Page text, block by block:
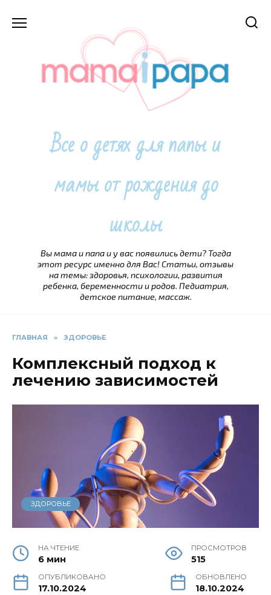
Все о детях для папы и
мамы от рождения до
школы
Вы мама и папа и у вас появились дети? Тогда
этот ресурс именно для Вас! Статьи, отзывы
на темы: здоровья, психологии, развития
ребенка, беременности и родов. Педиатрия,
детское питание, массаж.
ГЛАВНАЯ » ЗДОРОВЬЕ
Комплексный подход к
лечению зависимостей
ЗДОРОВЬЕ
НА ЧТЕНИЕ
6 мин
ПРОСМОТРОВ
515
ОПУБЛИКОВАНО
17.10.2024
ОБНОВЛЕНО
18.10.2024